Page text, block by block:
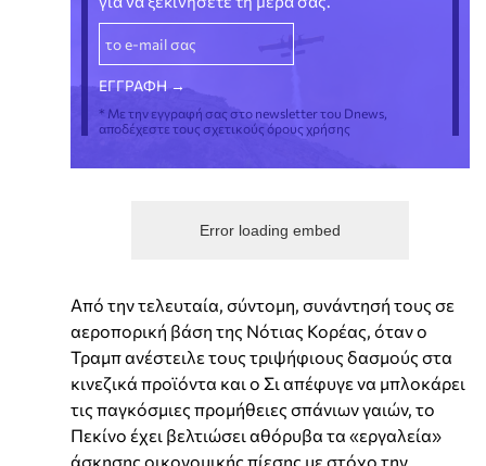
* Με την εγγραφή σας στο newsletter του Dnews,
αποδέχεστε τους σχετικούς όρους χρήσης
Error loading embed
Από την τελευταία, σύντομη, συνάντησή τους σε
αεροπορική βάση της Νότιας Κορέας, όταν ο
Τραμπ ανέστειλε τους τριψήφιους δασμούς στα
κινεζικά προϊόντα και ο Σι απέφυγε να μπλοκάρει
τις παγκόσμιες προμήθειες σπάνιων γαιών, το
Πεκίνο έχει βελτιώσει αθόρυβα τα «εργαλεία»
άσκησης οικονομικής πίεσης με στόχο την